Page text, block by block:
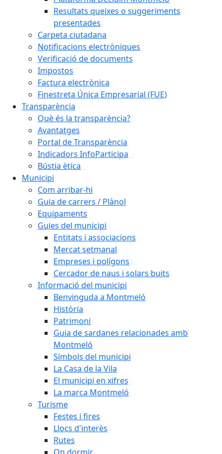
Resultats queixes o suggeriments
presentades
Carpeta ciutadana
Notificacions electròniques
Verificació de documents
Impostos
Factura electrònica
Finestreta Única Empresarial (FUE)
Transparència
Què és la transparència?
Avantatges
Portal de Transparència
Indicadors InfoParticipa
Bústia ètica
Municipi
Com arribar-hi
Guia de carrers / Plànol
Equipaments
Guies del municipi
Entitats i associacions
Mercat setmanal
Empreses i polígons
Cercador de naus i solars buits
Informació del municipi
Benvinguda a Montmeló
Història
Patrimoni
Guia de sardanes relacionades amb
Montmeló
Símbols del municipi
La Casa de la Vila
El municipi en xifres
La marca Montmeló
Turisme
Festes i fires
Llocs d'interès
Rutes